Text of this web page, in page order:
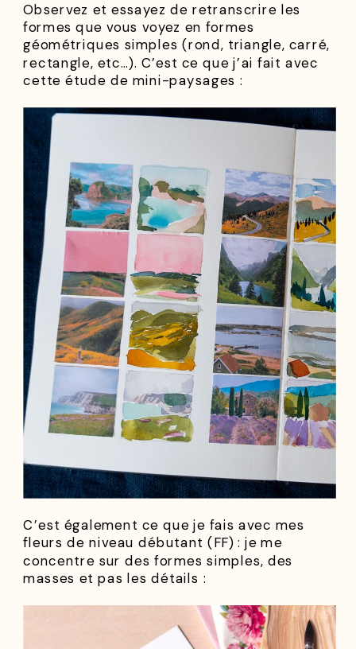
Observez et essayez de retranscrire les
formes que vous voyez en formes
géométriques simples (rond, triangle, carré,
rectangle, etc…). C’est ce que j’ai fait avec
cette étude de mini-paysages :
C’est également ce que je fais avec mes
fleurs de niveau débutant (FF) : je me
concentre sur des formes simples, des
masses et pas les détails :